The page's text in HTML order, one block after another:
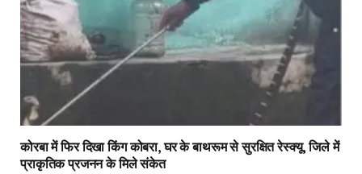
कोरबा में फिर दिखा किंग कोबरा, घर के बाथरूम से सुरक्षित रेस्क्यू, जिले में
प्राकृतिक प्रजनन के मिले संकेत